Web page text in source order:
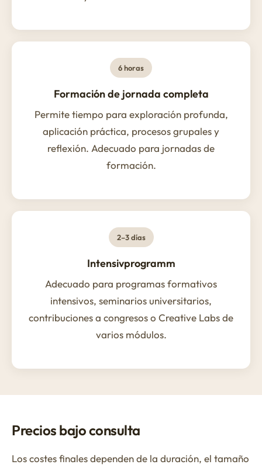
6 horas
Formación de jornada completa
Permite tiempo para exploración profunda,
aplicación práctica, procesos grupales y
reflexión. Adecuado para jornadas de
formación.
2–3 días
Intensivprogramm
Adecuado para programas formativos
intensivos, seminarios universitarios,
contribuciones a congresos o Creative Labs de
varios módulos.
Precios bajo consulta
Los costes finales dependen de la duración, el tamaño